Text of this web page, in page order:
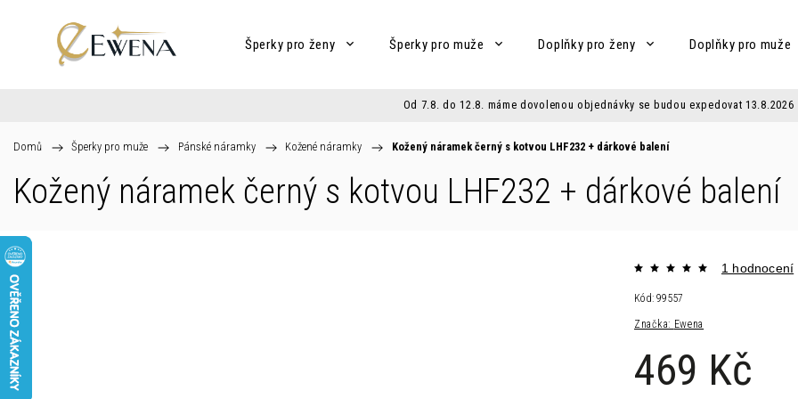
Šperky pro ženy Šperky pro muže Doplňky pro ženy Doplňky pro muže
Od 7.8. do 12.8. máme dovolenou objednávky se budou expedovat 13.8.2026
Domů / Šperky pro muže / Pánské náramky / Kožené náramky / Kožený náramek černý s kotvou LHF232 + dárkové balení
Kožený náramek černý s kotvou LHF232 + dárkové balení
Značka: Ewena
1 hodnocení
469 Kč
Kód: 99557